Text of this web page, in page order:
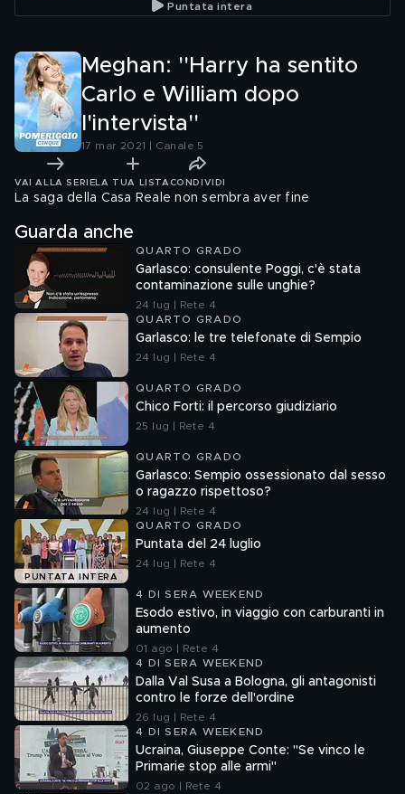
Puntata intera
Meghan: ''Harry ha sentito
Carlo e William dopo
l'intervista''
17 mar 2021 | Canale 5
VAI ALLA SERIE LA TUA LISTA CONDIVIDI
La saga della Casa Reale non sembra aver fine
Guarda anche
QUARTO GRADO
Garlasco: consulente Poggi, c'è stata
contaminazione sulle unghie?
24 lug | Rete 4
QUARTO GRADO
Garlasco: le tre telefonate di Sempio
24 lug | Rete 4
QUARTO GRADO
Chico Forti: il percorso giudiziario
25 lug | Rete 4
QUARTO GRADO
Garlasco: Sempio ossessionato dal sesso
o ragazzo rispettoso?
24 lug | Rete 4
PUNTATA INTERA
QUARTO GRADO
Puntata del 24 luglio
24 lug | Rete 4
4 DI SERA WEEKEND
Esodo estivo, in viaggio con carburanti in
aumento
01 ago | Rete 4
4 DI SERA WEEKEND
Dalla Val Susa a Bologna, gli antagonisti
contro le forze dell'ordine
26 lug | Rete 4
4 DI SERA WEEKEND
Ucraina, Giuseppe Conte: "Se vinco le
Primarie stop alle armi"
02 ago | Rete 4